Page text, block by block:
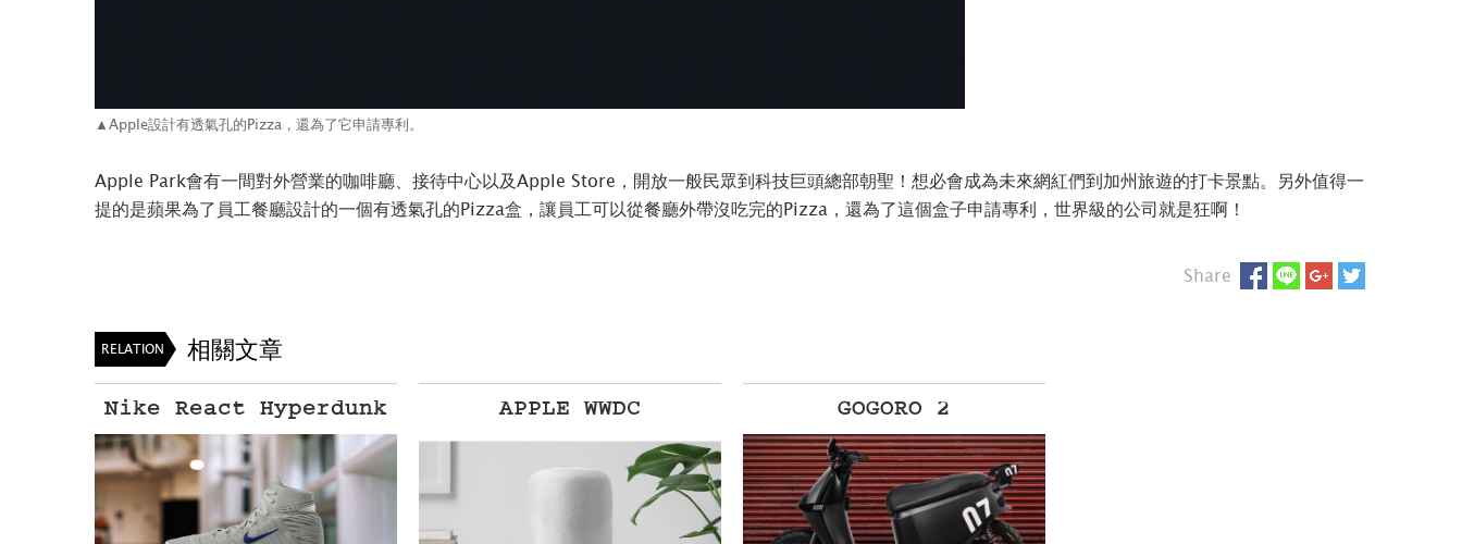
▲Apple設計有透氣孔的Pizza，還為了它申請專利。
Apple Park會有一間對外營業的咖啡廳、接待中心以及Apple Store，開放一般民眾到科技巨頭總部朝聖！想必會成為未來網紅們到加州旅遊的打卡景點。另外值得一
提的是蘋果為了員工餐廳設計的一個有透氣孔的Pizza盒，讓員工可以從餐廳外帶沒吃完的Pizza，還為了這個盒子申請專利，世界級的公司就是狂啊！
Share
RELATION 相關文章
Nike React Hyperdunk APPLE WWDC GOGORO 2